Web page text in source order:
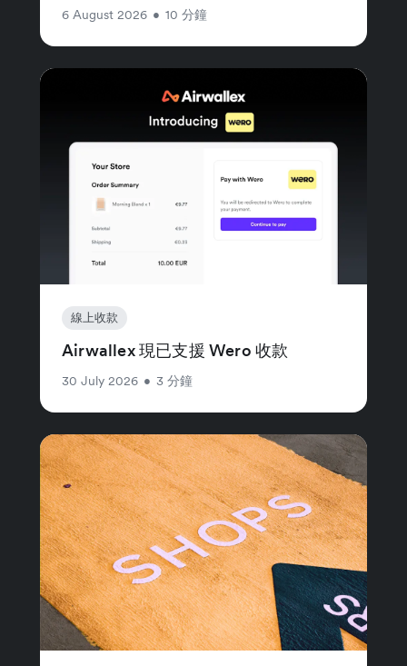
6 August 2026 • 10 分鐘
線上收款
Airwallex 現已支援 Wero 收款
30 July 2026 • 3 分鐘